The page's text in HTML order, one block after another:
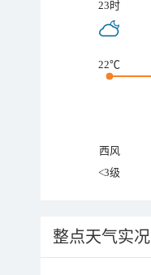
23时
22℃
西风
<3级
整点天气实况